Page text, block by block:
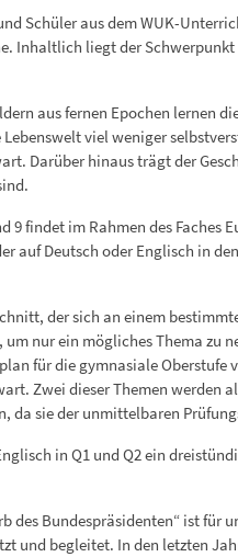
Schüler aus dem WUK-
Inhaltlich liegt der
aus fernen Epochen lernen
viel weniger
Darüber hinaus trägt der
findet im Rahmen des Faches
auf Deutsch oder Englisch in
der sich an einem
nur ein mögliches Thema zu
für die gymnasiale
Zwei dieser Themen
da sie der unmittelbaren
in Q1 und Q2 ein
des Bundespräsidenten“ ist für
und begleitet. In den letzten